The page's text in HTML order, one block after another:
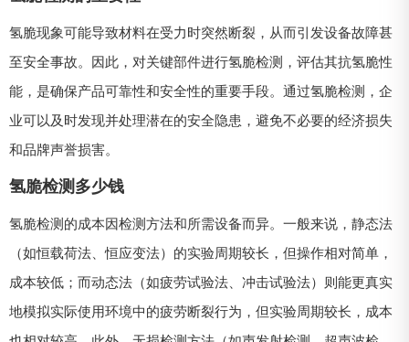
氢脆现象可能导致材料在受力时突然断裂，从而引发设备故障甚
至安全事故。因此，对关键部件进行氢脆检测，评估其抗氢脆性
能，是确保产品可靠性和安全性的重要手段。通过氢脆检测，企
业可以及时发现并处理潜在的安全隐患，避免不必要的经济损失
和品牌声誉损害。
氢脆检测多少钱
氢脆检测的成本因检测方法和所需设备而异。一般来说，静态法
（如恒载荷法、恒应变法）的实验周期较长，但操作相对简单，
成本较低；而动态法（如疲劳试验法、冲击试验法）则能更真实
地模拟实际使用环境中的疲劳断裂行为，但实验周期较长，成本